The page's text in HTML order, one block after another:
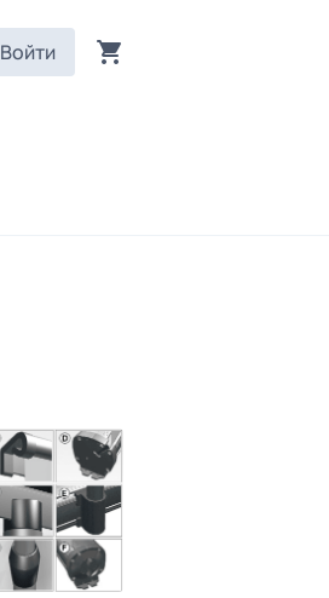
Войти